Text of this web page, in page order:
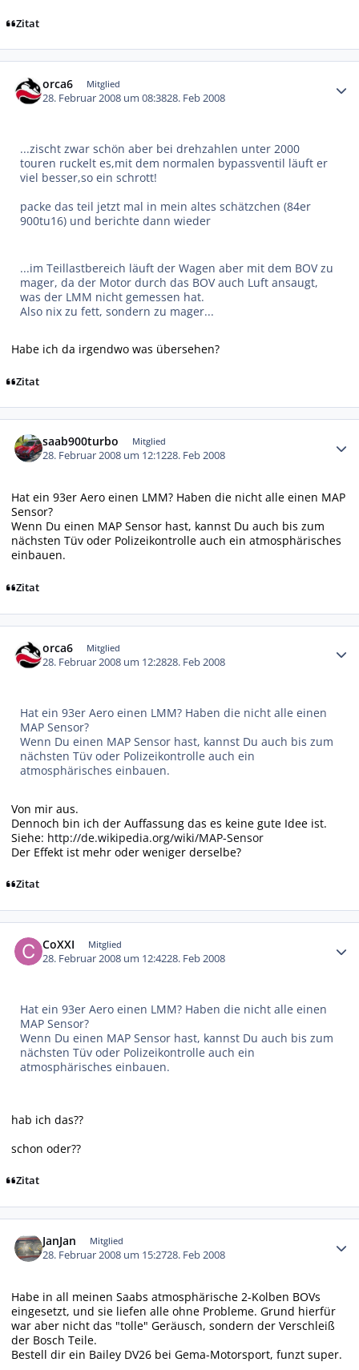
Zitat
orca6 Mitglied
28. Februar 2008 um 08:3828. Feb 2008
...zischt zwar schön aber bei drehzahlen unter 2000
touren ruckelt es,mit dem normalen bypassventil läuft er
viel besser,so ein schrott!
packe das teil jetzt mal in mein altes schätzchen (84er
900tu16) und berichte dann wieder
...im Teillastbereich läuft der Wagen aber mit dem BOV zu
mager, da der Motor durch das BOV auch Luft ansaugt,
was der LMM nicht gemessen hat.
Also nix zu fett, sondern zu mager...
Habe ich da irgendwo was übersehen?
Zitat
saab900turbo Mitglied
28. Februar 2008 um 12:1228. Feb 2008
Hat ein 93er Aero einen LMM? Haben die nicht alle einen MAP
Sensor?
Wenn Du einen MAP Sensor hast, kannst Du auch bis zum
nächsten Tüv oder Polizeikontrolle auch ein atmosphärisches
einbauen.
Zitat
orca6 Mitglied
28. Februar 2008 um 12:2828. Feb 2008
Hat ein 93er Aero einen LMM? Haben die nicht alle einen
MAP Sensor?
Wenn Du einen MAP Sensor hast, kannst Du auch bis zum
nächsten Tüv oder Polizeikontrolle auch ein
atmosphärisches einbauen.
Von mir aus.
Dennoch bin ich der Auffassung das es keine gute Idee ist.
Siehe: http://de.wikipedia.org/wiki/MAP-Sensor
Der Effekt ist mehr oder weniger derselbe?
Zitat
CoXXI Mitglied
28. Februar 2008 um 12:4228. Feb 2008
Hat ein 93er Aero einen LMM? Haben die nicht alle einen
MAP Sensor?
Wenn Du einen MAP Sensor hast, kannst Du auch bis zum
nächsten Tüv oder Polizeikontrolle auch ein
atmosphärisches einbauen.
hab ich das??
schon oder??
Zitat
JanJan Mitglied
28. Februar 2008 um 15:2728. Feb 2008
Habe in all meinen Saabs atmosphärische 2-Kolben BOVs
eingesetzt, und sie liefen alle ohne Probleme. Grund hierfür
war aber nicht das "tolle" Geräusch, sondern der Verschleiß
der Bosch Teile.
Bestell dir ein Bailey DV26 bei Gema-Motorsport, funzt super.